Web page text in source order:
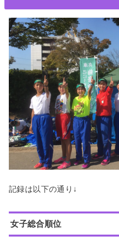
記録は以下の通り↓
女子総合順位